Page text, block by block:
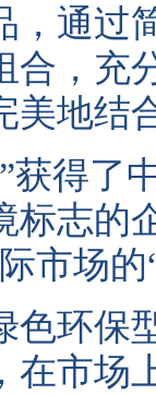
，通过
合，充
美地结
得了
标志的
市场的
环保
在市场